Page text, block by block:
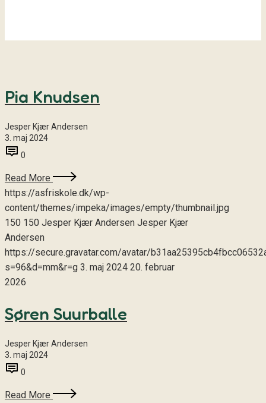
Pia Knudsen
Jesper Kjær Andersen
3. maj 2024
0
Read More
https://asfriskole.dk/wp-
content/themes/impeka/images/empty/thumbnail.jpg
150 150 Jesper Kjær Andersen Jesper Kjær
Andersen
https://secure.gravatar.com/avatar/
s=96&d=mm&r=g 3. maj 2024 20. februar
2026
Søren Suurballe
Jesper Kjær Andersen
3. maj 2024
0
Read More